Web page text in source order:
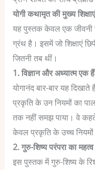
योगी कथामृत की मुख्य शिक्षाएं
यह पुस्तक केवल एक जीवनी
ग्रंथ है। इसमें जो शिक्षाएं
जितनी तब थीं।
1. विज्ञान और अध्यात्म एक हैं
योगानंद बार-बार यह
प्रकृति के उन नियमों का
तक नहीं समझ पाया। वे
केवल प्रकृति के उच्च
2. गुरु-शिष्य परंपरा का महत्व
इस पुस्तक में गुरु-शिष्य के